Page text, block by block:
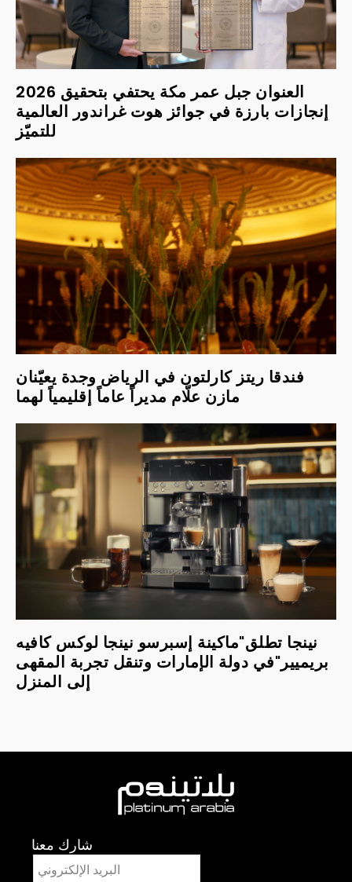
2026 العنوان جبل عمر مكة يحتفي بتحقيق
إنجازات بارزة في جوائز هوت غراندور العالمية
للتميّز
فندقا ريتز كارلتون في الرياض وجدة يعيّنان
مازن علّام مديراً عاماً إقليمياً لهما
نينجا تطلق"ماكينة إسبرسو نينجا لوكس كافيه
بريميير"في دولة الإمارات وتنقل تجربة المقهى
إلى المنزل
شارك معنا